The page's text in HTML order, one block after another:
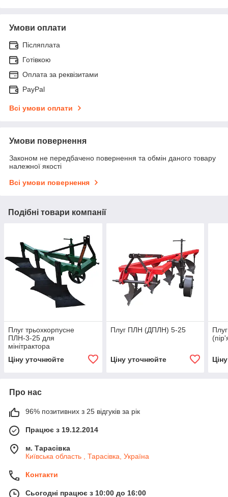
Умови оплати
Післяплата
Готівкою
Оплата за реквізитами
PayPal
Всі умови оплати
Умови повернення
Законом не передбачено повернення та обмін даного товару
належної якості
Всі умови повернення
Подібні товари компанії
Плуг трьохкорпусне
ПЛН-3-25 для
мінітрактора
Ціну уточнюйте
Плуг ПЛН (ДПЛН) 5-25
Ціну уточнюйте
Про нас
96% позитивних з 25 відгуків за рік
Працює з 19.12.2014
м. Тарасівка
Київська область , Тарасівка, Україна
Контакти
Сьогодні працює з 10:00 до 16:00